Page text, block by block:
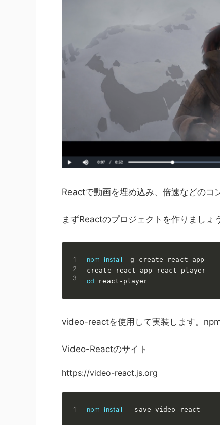
Reactで動画を埋め込み、倍速などのコ
まずReactのプロジェクトを作りましょう
npm install -g create-react-app
create-react-app react-player
cd react-player
video-reactを使用して実装します。
Video-Reactのサイト
https://video-react.js.org
npm install --save video-react